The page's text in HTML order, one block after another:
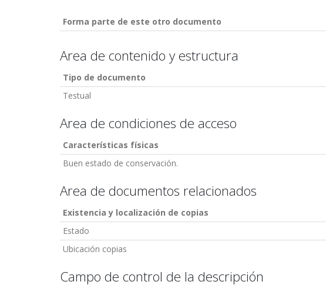
Forma parte de este otro documento
Area de contenido y estructura
Tipo de documento
Testual
Area de condiciones de acceso
Características físicas
Buen estado de conservación.
Area de documentos relacionados
Existencia y localización de copias
Estado
Ubicación copias
Campo de control de la descripción